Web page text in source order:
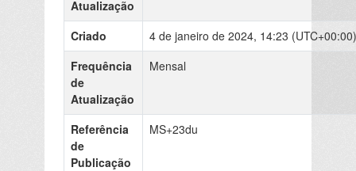
Atualização
Criado
4 de janeiro de 2024, 14:23 (UTC+00:00)
Frequência
de
Atualização
Mensal
Referência
de
Publicação
MS+23du